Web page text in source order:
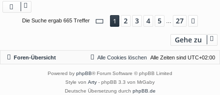
Die Suche ergab 665 Treffer Seite 1 von 27
1 2 3 4 5 27
Gehe zu
Foren-Übersicht Alle Zeiten sind UTC+02:00
Alle Cookies löschen
Powered by phpBB® Forum Software © phpBB Limited
Style von Arty - phpBB 3.3 von MrGaby
Deutsche Übersetzung durch phpBB.de